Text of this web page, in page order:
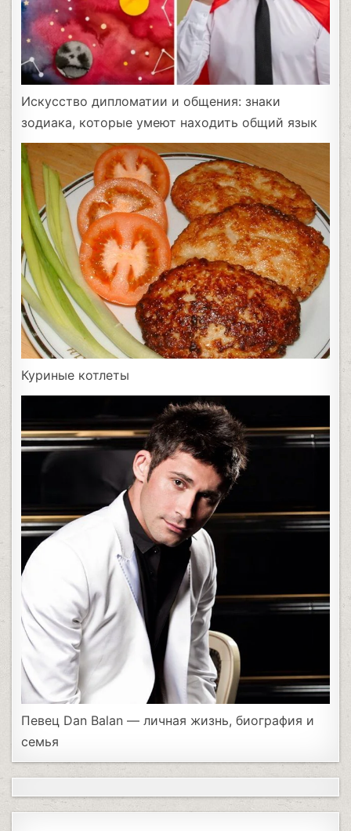
Искусство дипломатии и общения: знаки
зодиака, которые умеют находить общий язык
Куриные котлеты
Певец Dan Balan — личная жизнь, биография и
семья